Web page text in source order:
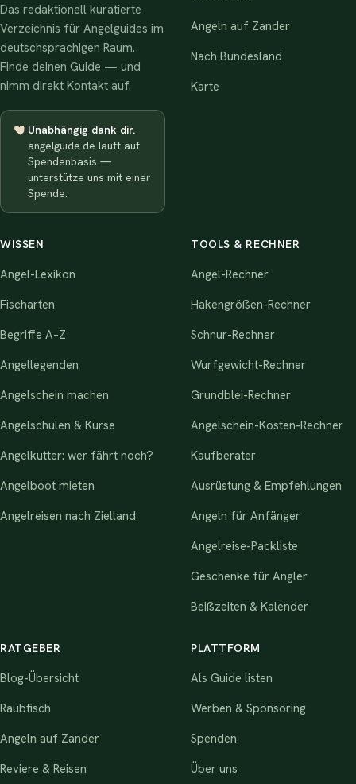
Das redaktionell kuratierte
Verzeichnis für Angelguides im
deutschsprachigen Raum.
Finde deinen Guide — und
nimm direkt Kontakt auf.
Unabhängig dank dir.
angelguide.de läuft auf
Spendenbasis —
unterstütze uns mit einer
Spende.
Angeln auf Zander
Nach Bundesland
Karte
WISSEN
Angel-Lexikon
Fischarten
Begriffe A–Z
Angellegenden
Angelschein machen
Angelschulen & Kurse
Angelkutter: wer fährt noch?
Angelboot mieten
Angelreisen nach Zielland
TOOLS & RECHNER
Angel-Rechner
Hakengrößen-Rechner
Schnur-Rechner
Wurfgewicht-Rechner
Grundblei-Rechner
Angelschein-Kosten-Rechner
Kaufberater
Ausrüstung & Empfehlungen
Angeln für Anfänger
Angelreise-Packliste
Geschenke für Angler
Beißzeiten & Kalender
RATGEBER
Blog-Übersicht
Raubfisch
Angeln auf Zander
Reviere & Reisen
PLATTFORM
Als Guide listen
Werben & Sponsoring
Spenden
Über uns